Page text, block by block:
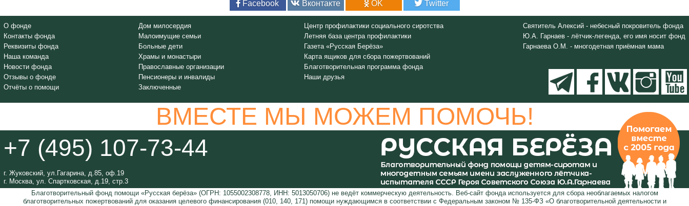
Facebook Вконтакте OK Twitter
О фонде
Контакты фонда
Реквизиты фонда
Наша команда
Новости фонда
Отзывы о фонде
Отчёты о помощи
Дом милосердия
Малоимущие семьи
Больные дети
Храмы и монастыри
Православные организации
Пенсионеры и инвалиды
Заключенные
Центр профилактики социального сиротства
Летняя база центра профилактики
Газета «Русская Берёза»
Карта ящиков для сбора пожертвований
Благотворительная программа фонда
Наши друзья
Святитель Алексий - небесный покровитель фонда
Ю.А. Гарнаев - лётчик-легенда, его имя носит фонд
Гарнаева О.М. - многодетная приёмная мама
+7 (495) 107-73-44
г. Жуковский, ул.Гагарина, д.85, оф.19
г. Москва, ул. Спартковская, д.19, стр.3
ВМЕСТЕ МЫ МОЖЕМ ПОМОЧЬ!
Благотворительный фонд помощи «Русская берёза» (ОГРН: 1055002308778, ИНН: 5013050706) не ведёт коммерческую деятельность. Веб-сайт фонда используется для сбора необлагаемых налогом
благотворительных пожертвований для оказания целевого финансирования (010, 140, 171) помощи нуждающимся в соответствии с Федеральным законом № 135-ФЗ «О благотворительной деятельности и